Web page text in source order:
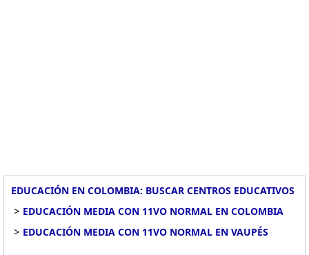
EDUCACIÓN EN COLOMBIA: BUSCAR CENTROS EDUCATIVOS
> EDUCACIÓN MEDIA CON 11VO NORMAL EN COLOMBIA
> EDUCACIÓN MEDIA CON 11VO NORMAL EN VAUPÉS